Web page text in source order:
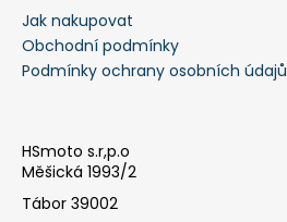
a
j
í
?
Jak nakupovat
Obchodní podmínky
Podmínky ochrany osobních údajů
HSmoto s.r,p.o
Měšická 1993/2
Tábor 39002